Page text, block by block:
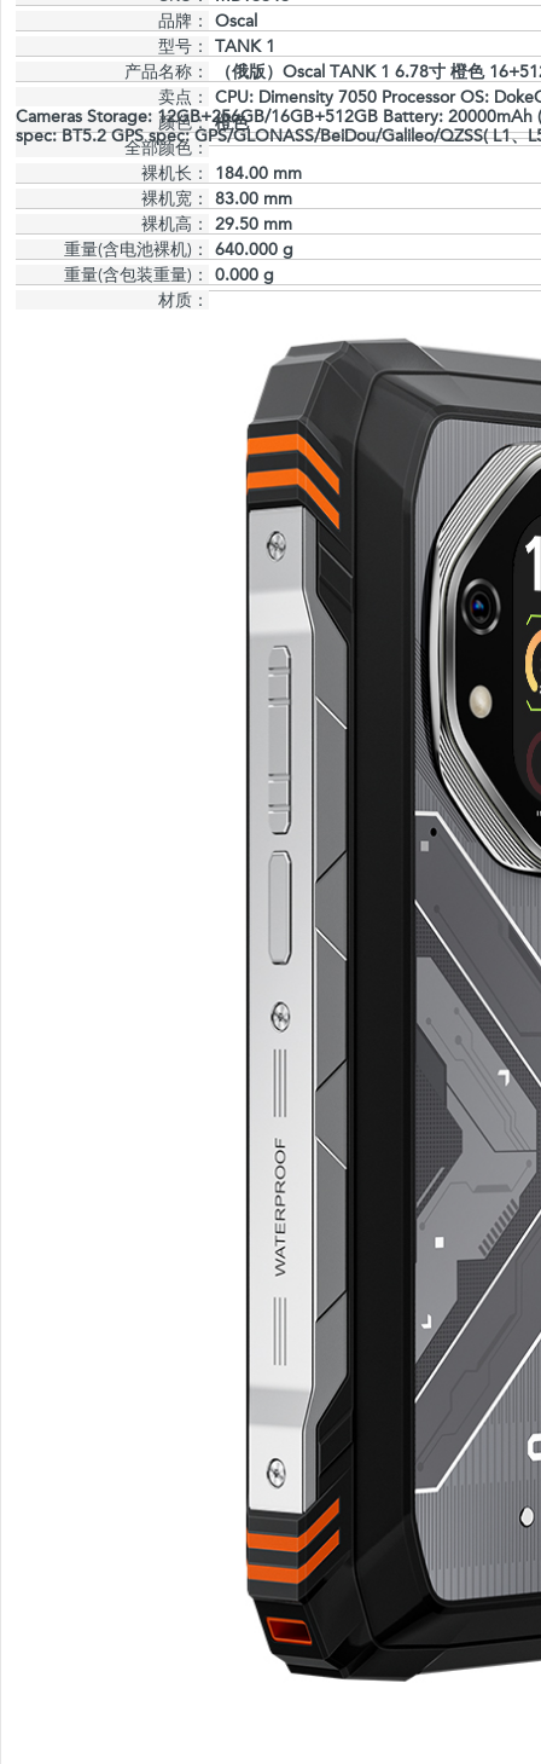
品牌：
Oscal
型号：
TANK 1
产品名称：
（俄版）Oscal TANK 1 6.78寸 橙色
卖点：
CPU: Dimensity 7050 Processor OS:
Cameras Storage: 12GB+256GB/16GB+512GB Battery:
spec: BT5.2 GPS spec: GPS/GLONASS/BeiDou/Galileo/QZSS( L1
颜色： 橙色
全部颜色：
裸机长：
184.00 mm
裸机宽：
83.00 mm
裸机高：
29.50 mm
重量(含电池裸机)：
640.000 g
重量(含包装重量)：
0.000 g
材质：